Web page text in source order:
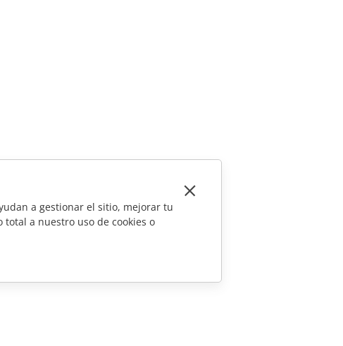
a gestionar el sitio, mejorar tu
a nuestro uso de cookies o